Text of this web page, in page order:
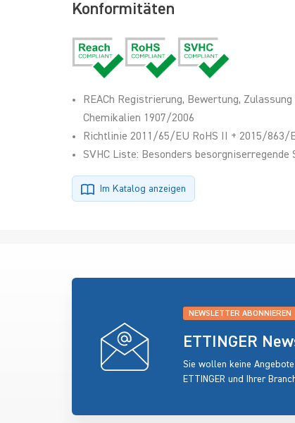
Konformitäten
REACh Registrierung, Bewertung,
Chemikalien 1907/2006
Richtlinie 2011/65/EU RoHS II + 2015/863/
SVHC Liste: Besonders besorgniserregende
Im Katalog anzeigen
NEWSLETTER ABONNIEREN
ETTINGER
Sie wollen keine
ETTINGER und Ihrer